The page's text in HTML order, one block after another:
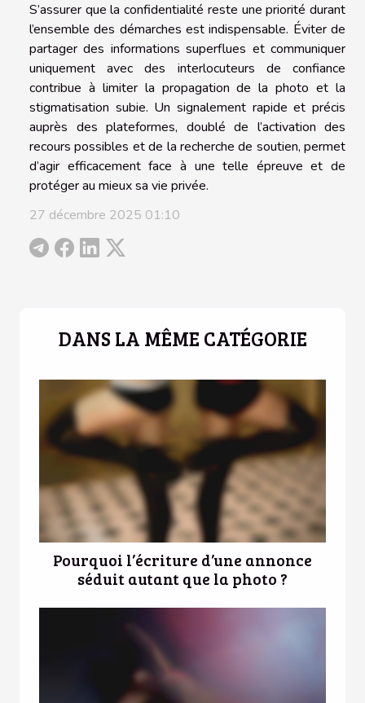
DANS LA MÊME CATÉGORIE
Pourquoi l’écriture d’une annonce
séduit autant que la photo ?
S’assurer que la confidentialité reste une priorité durant
l’ensemble des démarches est indispensable. Éviter de
partager des informations superflues et communiquer
uniquement avec des interlocuteurs de confiance
contribue à limiter la propagation de la photo et la
stigmatisation subie. Un signalement rapide et précis
auprès des plateformes, doublé de l’activation des
recours possibles et de la recherche de soutien, permet
d’agir efficacement face à une telle épreuve et de
protéger au mieux sa vie privée.
27 décembre 2025 01:10